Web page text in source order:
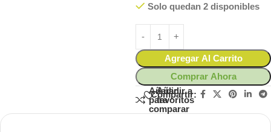
Solo quedan 2 disponibles
Agregar Al Carrito
Comprar Ahora
Añadir
para
comparar
Añadir a
favoritos
Compartir: